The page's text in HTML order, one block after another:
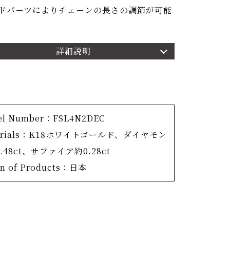
詳細説明
パーツによりチェーンの長さの調節が可能
ョン「季彩-ときのいろ-」。
の商品は「12月-雪明かり-」。積もった雪に
反射し、夜でも薄明るい様子。濃淡3種類
サファイアで月明かりに光る雪を表現して
Number：FSL4N2DEC
：K18ホワイトゴールド、ダイヤモン
、サファイア約0.28ct
of Products：日本